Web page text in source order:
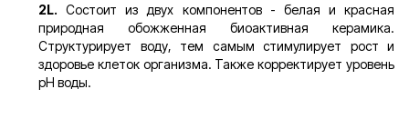
2L. Состоит из двух компонентов - белая и красная
природная обожженная биоактивная керамика.
Структурирует воду, тем самым стимулирует рост и
здоровье клеток организма. Также корректирует уровень
рН воды.